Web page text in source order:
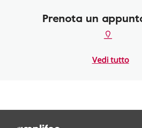
Prenota un
Vedi tutto